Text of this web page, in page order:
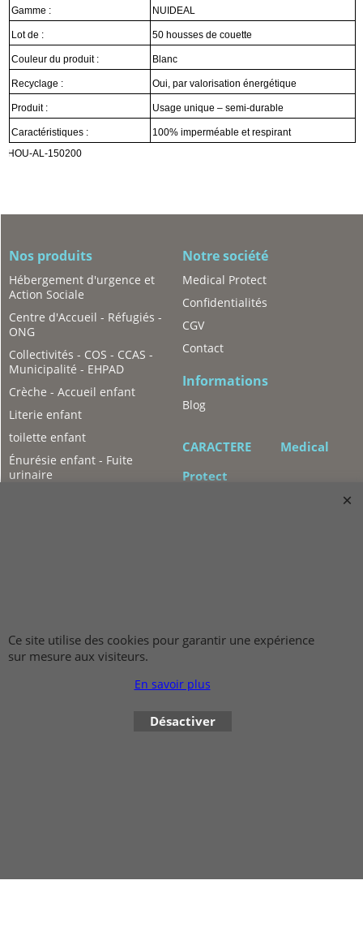
Gamme : NUIDEAL
Lot de : 50 housses de couette
Couleur du produit : Blanc
Recyclage : Oui, par valorisation énergétique
Produit : Usage unique – semi-durable
Caractéristiques :
100% imperméable et respirant
HOU-AL-150200
Nos produits
Hébergement d'urgence et
Action Sociale
Centre d'Accueil - Réfugiés -
ONG
Collectivités - COS - CCAS -
Municipalité - EHPAD
Crèche - Accueil enfant
Literie enfant
toilette enfant
Énurésie enfant - Fuite
urinaire
Notre société
Medical Protect
Confidentialités
CGV
Contact
Informations
Blog
CARACTERE Medical
Protect
Ce site utilise des cookies pour garantir une expérience
sur mesure aux visiteurs.
En savoir plus
Désactiver